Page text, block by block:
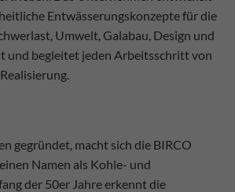
Entwässerungskonzepte für die
Umwelt, Galabau, Design und
und begleitet jeden Arbeitsschritt von
gegründet, macht sich die BIRCO
Namen als Kohle- und
der 50er Jahre erkennt die